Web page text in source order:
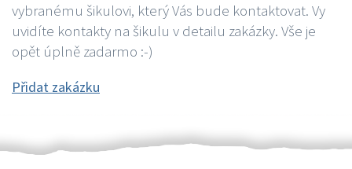
vybranému šikulovi, který Vás bude kontaktovat. Vy
uvidíte kontakty na šikulu v detailu zakázky. Vše je
opět úplně zadarmo :-)
Přidat zakázku